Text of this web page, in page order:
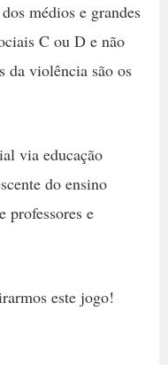
médios e grandes
C ou D e não
da violência são os
via educação
do ensino
professores e
este jogo!